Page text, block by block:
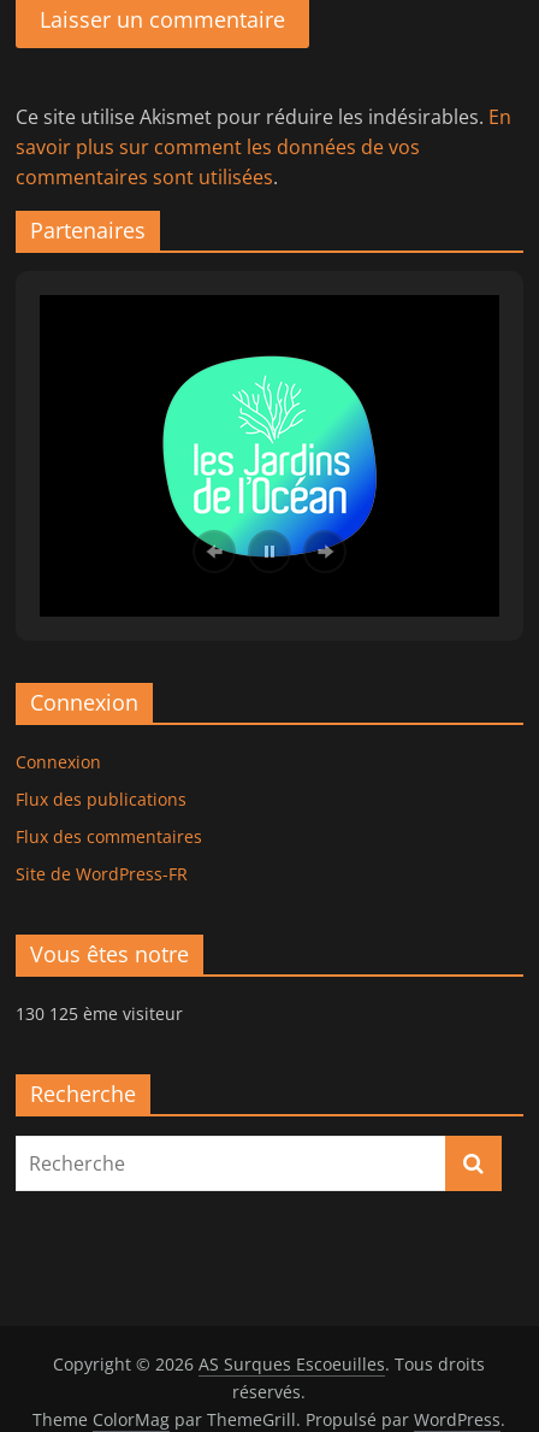
Ce site utilise Akismet pour réduire les indésirables. En
savoir plus sur comment les données de vos
commentaires sont utilisées.
Partenaires
Connexion
Connexion
Flux des publications
Flux des commentaires
Site de WordPress-FR
Vous êtes notre
130 125 ème visiteur
Recherche
Copyright © 2026AS Surques Escoeuilles. Tous droits
réservés.
Theme ColorMag par ThemeGrill. Propulsé parWordPress.